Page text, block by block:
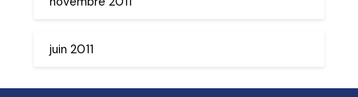
juin 2011